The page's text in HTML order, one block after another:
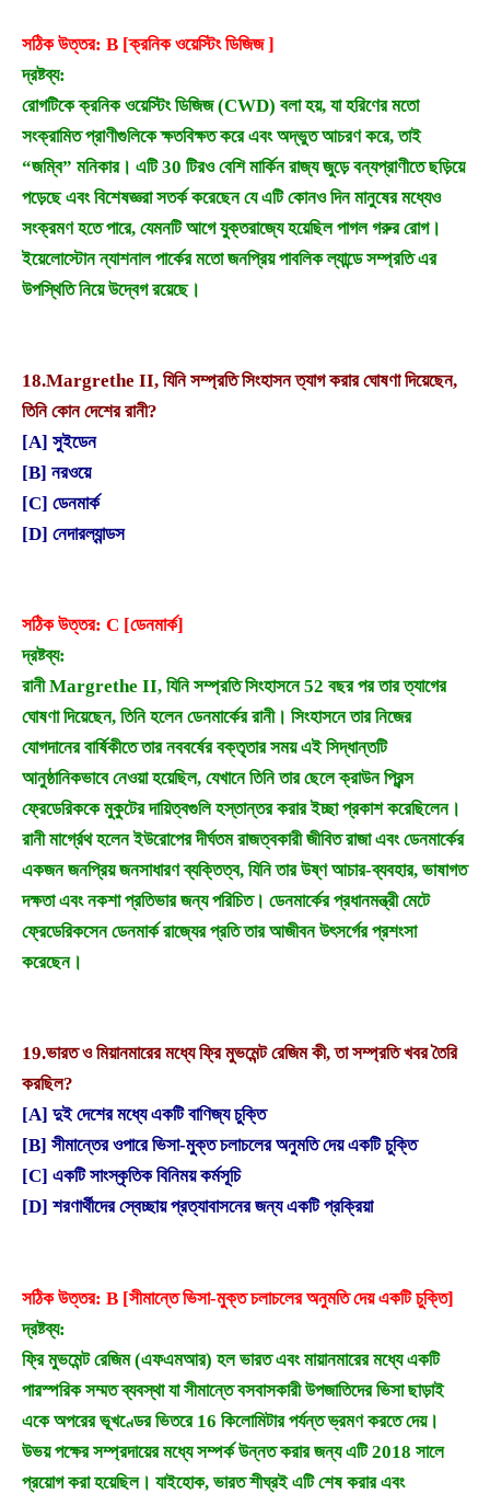
সঠিক উত্তর: B [ক্রনিক ওয়েস্টিং ডিজিজ ]
দ্রষ্টব্য:
রোগটিকে ক্রনিক ওয়েস্টিং ডিজিজ (CWD) বলা হয়, যা হরিণের মতো
সংক্রামিত প্রাণীগুলিকে ক্ষতবিক্ষত করে এবং অদ্ভুত আচরণ করে, তাই
“জম্বি” মনিকার। এটি 30 টিরও বেশি মার্কিন রাজ্য জুড়ে বন্যপ্রাণীতে ছড়িয়ে
পড়েছে এবং বিশেষজ্ঞরা সতর্ক করেছেন যে এটি কোনও দিন মানুষের মধ্যেও
সংক্রমণ হতে পারে, যেমনটি আগে যুক্তরাজ্যে হয়েছিল পাগল গরুর রোগ।
ইয়েলোস্টোন ন্যাশনাল পার্কের মতো জনপ্রিয় পাবলিক ল্যান্ডে সম্প্রতি এর
উপস্থিতি নিয়ে উদ্বেগ রয়েছে।
18.Margrethe II, যিনি সম্প্রতি সিংহাসন ত্যাগ করার ঘোষণা দিয়েছেন,
তিনি কোন দেশের রানী?
[A] সুইডেন
[B] নরওয়ে
[C] ডেনমার্ক
[D] নেদারল্যান্ডস
সঠিক উত্তর: C [ডেনমার্ক]
দ্রষ্টব্য:
রানী Margrethe II, যিনি সম্প্রতি সিংহাসনে 52 বছর পর তার ত্যাগের
ঘোষণা দিয়েছেন, তিনি হলেন ডেনমার্কের রানী। সিংহাসনে তার নিজের
যোগদানের বার্ষিকীতে তার নববর্ষের বক্তৃতার সময় এই সিদ্ধান্তটি
আনুষ্ঠানিকভাবে নেওয়া হয়েছিল, যেখানে তিনি তার ছেলে ক্রাউন প্রিন্স
ফ্রেডেরিককে মুকুটের দায়িত্বগুলি হস্তান্তর করার ইচ্ছা প্রকাশ করেছিলেন।
রানী মার্গ্রেথ হলেন ইউরোপের দীর্ঘতম রাজত্বকারী জীবিত রাজা এবং ডেনমার্কের
একজন জনপ্রিয় জনসাধারণ ব্যক্তিত্ব, যিনি তার উষ্ণ আচার-ব্যবহার, ভাষাগত
দক্ষতা এবং নকশা প্রতিভার জন্য পরিচিত। ডেনমার্কের প্রধানমন্ত্রী মেটে
ফ্রেডেরিকসেন ডেনমার্ক রাজ্যের প্রতি তার আজীবন উৎসর্গের প্রশংসা
করেছেন।
19.ভারত ও মিয়ানমারের মধ্যে ফ্রি মুভমেন্ট রেজিম কী, তা সম্প্রতি খবর তৈরি
করছিল?
[A] দুই দেশের মধ্যে একটি বাণিজ্য চুক্তি
[B] সীমান্তের ওপারে ভিসা-মুক্ত চলাচলের অনুমতি দেয় একটি চুক্তি
[C] একটি সাংস্কৃতিক বিনিময় কর্মসূচি
[D] শরণার্থীদের স্বেচ্ছায় প্রত্যাবাসনের জন্য একটি প্রক্রিয়া
সঠিক উত্তর: B [সীমান্তে ভিসা-মুক্ত চলাচলের অনুমতি দেয় একটি চুক্তি]
দ্রষ্টব্য:
ফ্রি মুভমেন্ট রেজিম (এফএমআর) হল ভারত এবং মায়ানমারের মধ্যে একটি
পারস্পরিক সম্মত ব্যবস্থা যা সীমান্তে বসবাসকারী উপজাতিদের ভিসা ছাড়াই
একে অপরের ভূখণ্ডের ভিতরে 16 কিলোমিটার পর্যন্ত ভ্রমণ করতে দেয়।
উভয় পক্ষের সম্প্রদায়ের মধ্যে সম্পর্ক উন্নত করার জন্য এটি 2018 সালে
প্রয়োগ করা হয়েছিল। যাইহোক, ভারত শীঘ্রই এটি শেষ করার এবং